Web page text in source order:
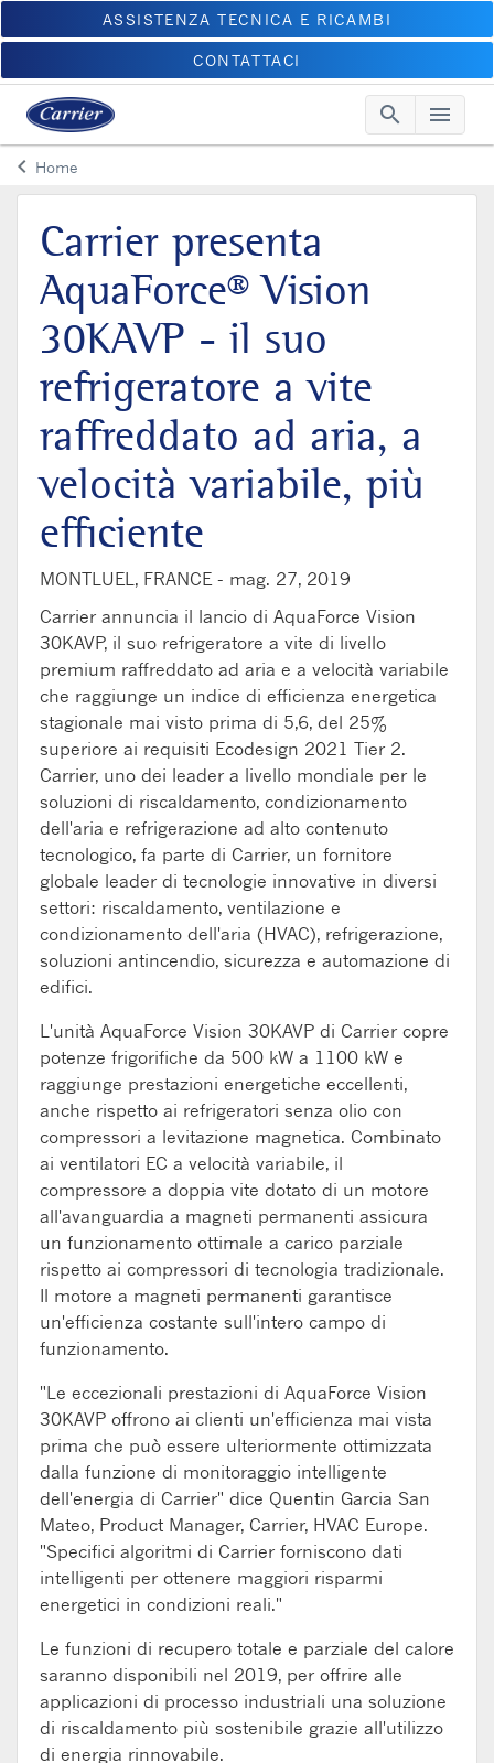
ASSISTENZA TECNICA E RICAMBI
CONTATTACI
search menu
keyboard_arrow_leftArrow back
Home
Carrier presenta
AquaForce® Vision
30KAVP - il suo
refrigeratore a vite
raffreddato ad aria, a
velocità variabile, più
efficiente
MONTLUEL, FRANCE - mag. 27, 2019
Carrier annuncia il lancio di AquaForce Vision
30KAVP, il suo refrigeratore a vite di livello
premium raffreddato ad aria e a velocità variabile
che raggiunge un indice di efficienza energetica
stagionale mai visto prima di 5,6, del 25%
superiore ai requisiti Ecodesign 2021 Tier 2.
Carrier, uno dei leader a livello mondiale per le
soluzioni di riscaldamento, condizionamento
dell'aria e refrigerazione ad alto contenuto
tecnologico, fa parte di Carrier, un fornitore
globale leader di tecnologie innovative in diversi
settori: riscaldamento, ventilazione e
condizionamento dell'aria (HVAC), refrigerazione,
soluzioni antincendio, sicurezza e automazione di
edifici.
L'unità AquaForce Vision 30KAVP di Carrier copre
potenze frigorifiche da 500 kW a 1100 kW e
raggiunge prestazioni energetiche eccellenti,
anche rispetto ai refrigeratori senza olio con
compressori a levitazione magnetica. Combinato
ai ventilatori EC a velocità variabile, il
compressore a doppia vite dotato di un motore
all'avanguardia a magneti permanenti assicura
un funzionamento ottimale a carico parziale
rispetto ai compressori di tecnologia tradizionale.
Il motore a magneti permanenti garantisce
un'efficienza costante sull'intero campo di
funzionamento.
"Le eccezionali prestazioni di AquaForce Vision
30KAVP offrono ai clienti un'efficienza mai vista
prima che può essere ulteriormente ottimizzata
dalla funzione di monitoraggio intelligente
dell'energia di Carrier" dice Quentin Garcia San
Mateo, Product Manager, Carrier, HVAC Europe.
"Specifici algoritmi di Carrier forniscono dati
intelligenti per ottenere maggiori risparmi
energetici in condizioni reali."
Le funzioni di recupero totale e parziale del calore
saranno disponibili nel 2019, per offrire alle
applicazioni di processo industriali una soluzione
di riscaldamento più sostenibile grazie all'utilizzo
di energia rinnovabile.